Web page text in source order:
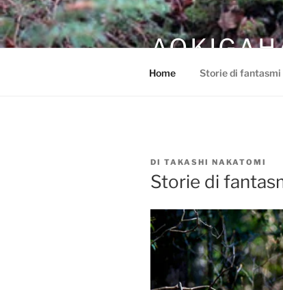
Salta
al
contenuto
Home Storie di fantasmi
DI TAKASHI NAKATOMI
Storie di